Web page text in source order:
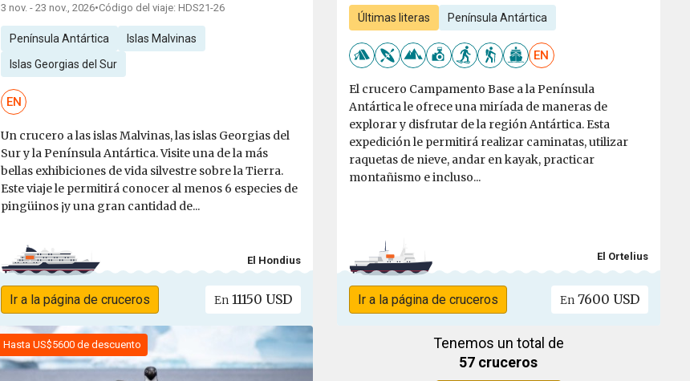
3 nov. - 23 nov., 2026•Código del viaje: HDS21-26
Península Antártica Islas Malvinas
Islas Georgias del Sur
EN
Un crucero a las islas Malvinas, las islas Georgias del
Sur y la Península Antártica. Visite una de la más
bellas exhibiciones de vida silvestre sobre la Tierra.
Este viaje le permitirá conocer al menos 6 especies de
pingüinos ¡y una gran cantidad de...
El Hondius
Ir a la página de cruceros En11150 USD
Últimas literas Península Antártica
EN
El crucero Campamento Base a la Península
Antártica le ofrece una miríada de maneras de
explorar y disfrutar de la región Antártica. Esta
expedición le permitirá realizar caminatas, utilizar
raquetas de nieve, andar en kayak, practicar
montañismo e incluso...
El Ortelius
Ir a la página de cruceros En 7600 USD
Hasta US$5600 de descuento
Tenemos un total de
57 cruceros